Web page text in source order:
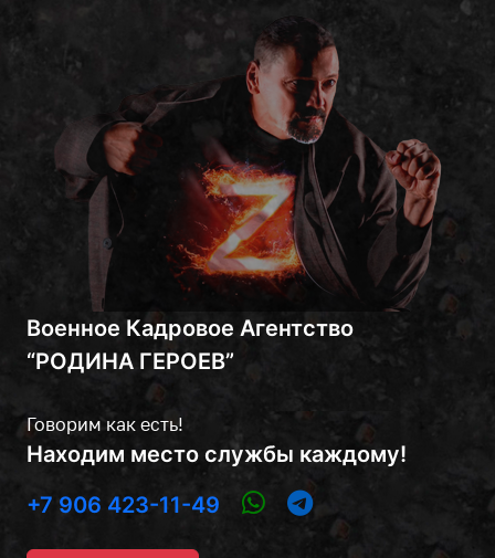
+7 906 423-11-49
Говорим как есть!
Находим место службы каждому!
Военное Кадровое Агентство
“РОДИНА ГЕРОЕВ”